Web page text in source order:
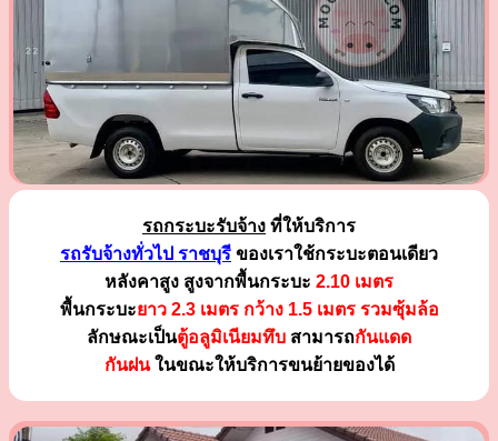
รถกระบะรับจ้าง ที่ให้บริการ
รถรับจ้างทั่วไป ราชบุรี ของเราใช้กระบะตอนเดียว
หลังคาสูง สูงจากพื้นกระบะ 2.10 เมตร
พื้นกระบะยาว 2.3 เมตร กว้าง 1.5 เมตร รวมซุ้มล้อ
ลักษณะเป็นตู้อลูมิเนียมทึบ สามารถกันแดด
กันฝนในขณะให้บริการขนย้ายของได้